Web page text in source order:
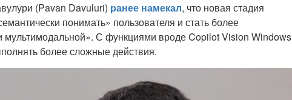
(Pavan Davuluri) ранее намекал, что новая стадия
понимать» пользователя и стать более
С функциями вроде Copilot Vision Windows
более сложные действия.